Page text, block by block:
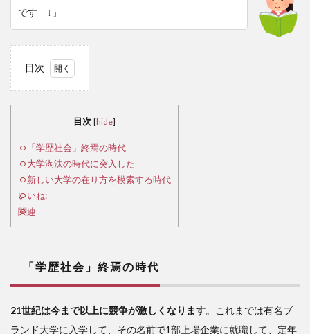
です ↓」
目次
会」
終焉
の時
2
大
時代
に突
た
目次 [hide]
「学歴社会」終焉の時代
大学淘汰の時代に突入した
新しい大学の在り方を模索する時代
いいね:
関連
「学歴社会」終焉の時代
21世紀は今まで以上に競争が激しくなります。これまでは有名ブ
ランド大学に入学して、その名前で1部上場企業に就職して、定年